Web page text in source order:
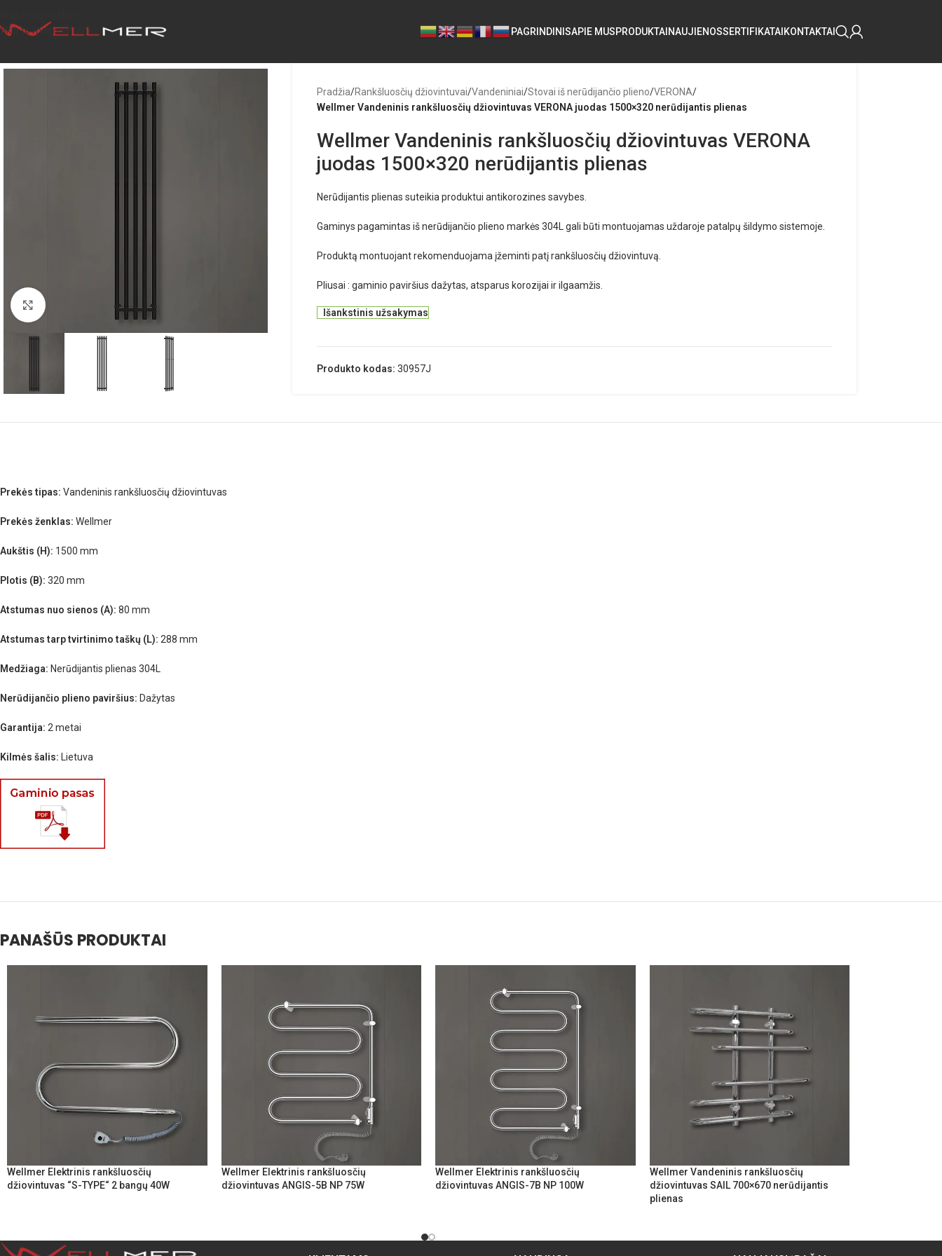
Skip to main content
PAGRINDINISAPIE MUSPRODUKTAINAUJIENOSSERTIFIKATAIKONTAKTAI
Pradžia/Rankšluosčių džiovintuvai/Vandeniniai/Stovai iš nerūdijančio plieno/VERONA/
Wellmer Vandeninis rankšluosčių džiovintuvas VERONA juodas 1500×320 nerūdijantis plienas
Wellmer Vandeninis rankšluosčių džiovintuvas VERONA
juodas 1500×320 nerūdijantis plienas
Nerūdijantis plienas suteikia produktui antikorozines savybes.
Gaminys pagamintas iš nerūdijančio plieno markės 304L gali būti montuojamas uždaroje patalpų šildymo sistemoje.
Produktą montuojant rekomenduojama įžeminti patį rankšluosčių džiovintuvą.
Pliusai : gaminio paviršius dažytas, atsparus korozijai ir ilgaamžis.
Išankstinis užsakymas
Produkto kodas:30957J
Prekės tipas: Vandeninis rankšluosčių džiovintuvas
Prekės ženklas: Wellmer
Aukštis (H): 1500 mm
Plotis (B): 320 mm
Atstumas nuo sienos (A): 80 mm
Atstumas tarp tvirtinimo taškų (L): 288 mm
Medžiaga: Nerūdijantis plienas 304L
Nerūdijančio plieno paviršius: Dažytas
Garantija: 2 metai
Kilmės šalis: Lietuva
PANAŠŪS PRODUKTAI
Wellmer Elektrinis rankšluosčių
džiovintuvas “S-TYPE“ 2 bangų 40W
Wellmer Elektrinis rankšluosčių
džiovintuvas ANGIS-5B NP 75W
Wellmer Elektrinis rankšluosčių
džiovintuvas ANGIS-7B NP 100W
Wellmer Vandeninis rankšluosčių
džiovintuvas SAIL 700×670 nerūdijantis
plienas